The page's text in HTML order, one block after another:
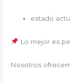
estado
Lo mejor es
Nosotros